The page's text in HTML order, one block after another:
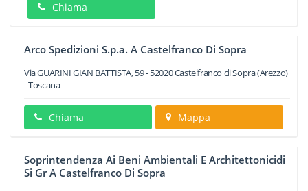
Chiama
Arco Spedizioni S.p.a. A Castelfranco Di Sopra
Via GUARINI GIAN BATTISTA, 59-52020Castelfranco di Sopra(Arezzo)
-Toscana
Chiama Mappa
Soprintendenza Ai Beni Ambientali E Architettonicidi
Si Gr A Castelfranco Di Sopra